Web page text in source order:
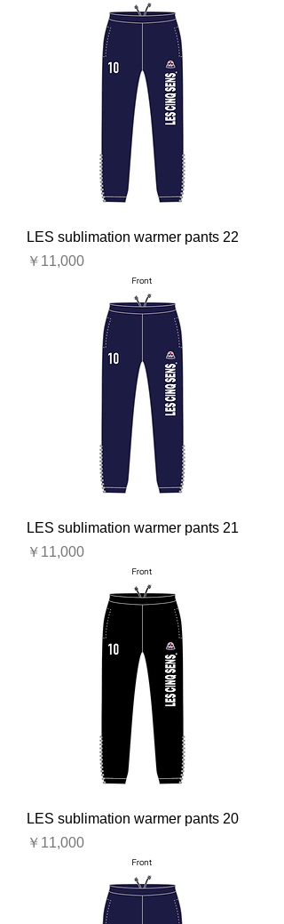
LES sublimation warmer pants 22
価格
￥11,000
LES sublimation warmer pants 21
価格
￥11,000
LES sublimation warmer pants 20
価格
￥11,000